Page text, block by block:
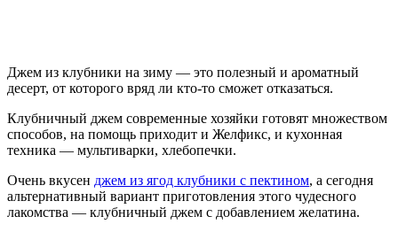
Джем из клубники на зиму — это полезный и ароматный
десерт, от которого вряд ли кто-то сможет отказаться.
Клубничный джем современные хозяйки готовят множеством
способов, на помощь приходит и Желфикс, и кухонная
техника — мультиварки, хлебопечки.
Очень вкусен джем из ягод клубники с пектином, а сегодня
альтернативный вариант приготовления этого чудесного
лакомства — клубничный джем с добавлением желатина.